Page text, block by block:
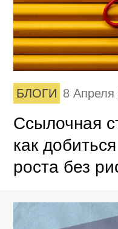
БЛОГИ 8 Апреля
Ссылочная
как
роста без